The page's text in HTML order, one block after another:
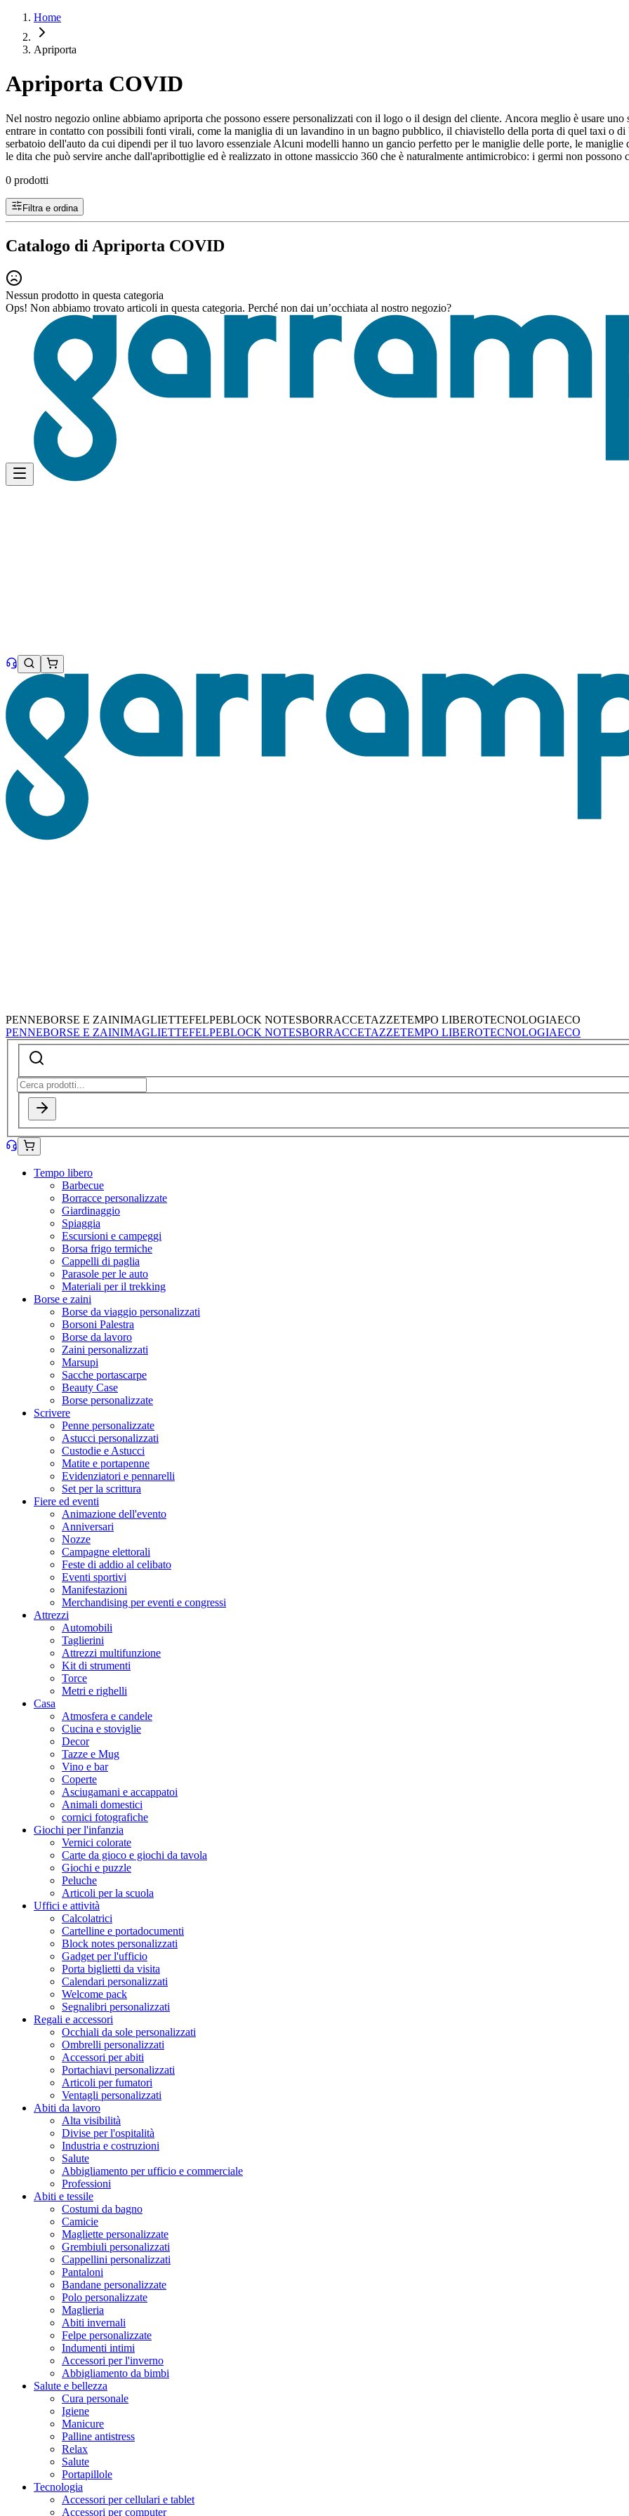
Home
Apriporta
Apriporta COVID
Nel nostro negozio online abbiamo apriporta che possono essere personalizzati con il logo o il design del cliente. Ancora meglio è usare
entrare in contatto con possibili fonti virali, come la maniglia di un lavandino in un bagno pubblico, il chiavistello della porta di quel taxi o
serbatoio dell'auto da cui dipendi per il tuo lavoro essenziale Alcuni modelli hanno un gancio perfetto per le maniglie delle porte, le maniglie
le dita che può servire anche dall'apribottiglie ed è realizzato in ottone massiccio 360 che è naturalmente antimicrobico: i germi non possono
0 prodotti
Filtra e ordina
Catalogo di Apriporta COVID
Nessun prodotto in questa categoria
Ops! Non abbiamo trovato articoli in questa categoria. Perché non dai un’occhiata al nostro negozio?
PENNEBORSE E ZAINIMAGLIETTEFELPEBLOCK NOTESBORRACCETAZZETEMPO LIBEROTECNOLOGIAECO
PENNEBORSE E ZAINIMAGLIETTEFELPEBLOCK NOTESBORRACCETAZZETEMPO LIBEROTECNOLOGIAECO
Tempo libero
Barbecue
Borracce personalizzate
Giardinaggio
Spiaggia
Escursioni e campeggi
Borsa frigo termiche
Cappelli di paglia
Parasole per le auto
Materiali per il trekking
Borse e zaini
Borse da viaggio personalizzati
Borsoni Palestra
Borse da lavoro
Zaini personalizzati
Marsupi
Sacche portascarpe
Beauty Case
Borse personalizzate
Scrivere
Penne personalizzate
Astucci personalizzati
Custodie e Astucci
Matite e portapenne
Evidenziatori e pennarelli
Set per la scrittura
Fiere ed eventi
Animazione dell'evento
Anniversari
Nozze
Campagne elettorali
Feste di addio al celibato
Eventi sportivi
Manifestazioni
Merchandising per eventi e congressi
Attrezzi
Automobili
Taglierini
Attrezzi multifunzione
Kit di strumenti
Torce
Metri e righelli
Casa
Atmosfera e candele
Cucina e stoviglie
Decor
Tazze e Mug
Vino e bar
Coperte
Asciugamani e accappatoi
Animali domestici
cornici fotografiche
Giochi per l'infanzia
Vernici colorate
Carte da gioco e giochi da tavola
Giochi e puzzle
Peluche
Articoli per la scuola
Uffici e attività
Calcolatrici
Cartelline e portadocumenti
Block notes personalizzati
Gadget per l'ufficio
Porta biglietti da visita
Calendari personalizzati
Welcome pack
Segnalibri personalizzati
Regali e accessori
Occhiali da sole personalizzati
Ombrelli personalizzati
Accessori per abiti
Portachiavi personalizzati
Articoli per fumatori
Ventagli personalizzati
Abiti da lavoro
Alta visibilità
Divise per l'ospitalità
Industria e costruzioni
Salute
Abbigliamento per ufficio e commerciale
Professioni
Abiti e tessile
Costumi da bagno
Camicie
Magliette personalizzate
Grembiuli personalizzati
Cappellini personalizzati
Pantaloni
Bandane personalizzate
Polo personalizzate
Maglieria
Abiti invernali
Felpe personalizzate
Indumenti intimi
Accessori per l'inverno
Abbigliamento da bimbi
Salute e bellezza
Cura personale
Igiene
Manicure
Palline antistress
Relax
Salute
Portapillole
Tecnologia
Accessori per cellulari e tablet
Accessori per computer